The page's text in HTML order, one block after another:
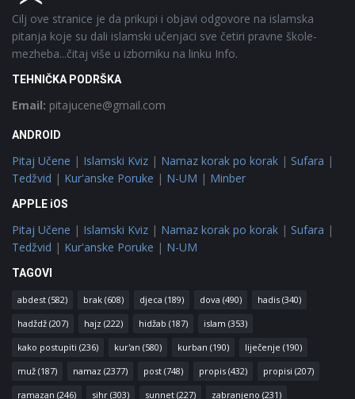
Cilj ove stranice je da prikupi i objavi odgovore na islamska
pitanja koje su dali islamski učenjaci sve četiri pravne škole-
mezheba...čitaj više u izborniku na linku Info.
TEHNIČKA PODRŠKA
Email: pitajucene@gmail.com
ANDROID
Pitaj Učene | Islamski Kviz | Namaz korak po korak | Sufara |
Tedžvid | Kur'anske Poruke | N-UM | Minber
APPLE iOS
Pitaj Učene | Islamski Kviz | Namaz korak po korak | Sufara |
Tedžvid | Kur'anske Poruke | N-UM
TAGOVI
abdest (582) brak (608) djeca (189) dova (490) hadis (340)
hadždž (207) hajz (222) hidžab (187) islam (353)
kako postupiti (236) kur'an (580) kurban (190) liječenje (190)
muž (187) namaz (2377) post (748) propis (432) propisi (207)
ramazan (246) sihr (303) sunnet (227) zabranjeno (231)